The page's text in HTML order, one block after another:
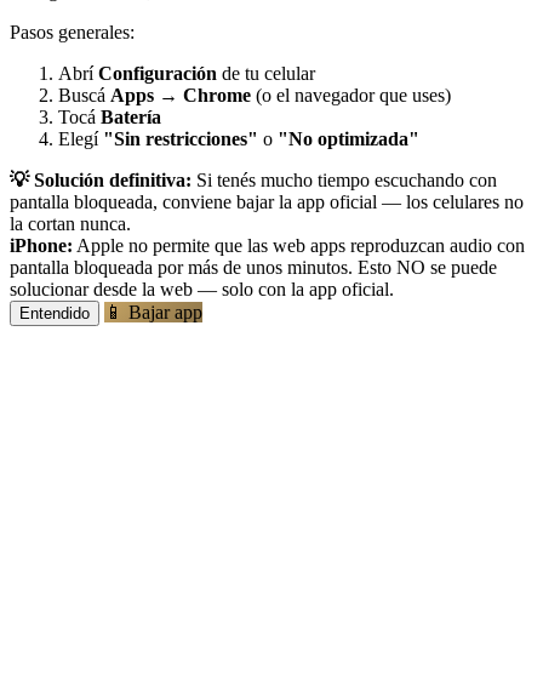
Pasos generales:
AbríConfiguración de tu celular
Buscá Apps → Chrome (o el navegador que uses)
Tocá Batería
Elegí "Sin restricciones" o "No optimizada"
💡 Solución definitiva: Si tenés mucho tiempo escuchando con
pantalla bloqueada, conviene bajar la app oficial — los celulares no
la cortan nunca.
iPhone: Apple no permite que las web apps reproduzcan audio con
pantalla bloqueada por más de unos minutos. Esto NO se puede
solucionar desde la web — solo con la app oficial.
Entendido 📱 Bajar app